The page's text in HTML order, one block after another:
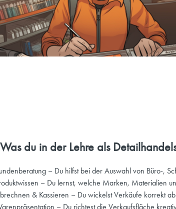
du in der Lehre als
– Du hilfst bei der Auswahl von Büro-,
– Du lernst, welche Marken, Materialien
& Kassieren – Du wickelst Verkäufe korrekt
– Du richtest die Verkaufsfläche